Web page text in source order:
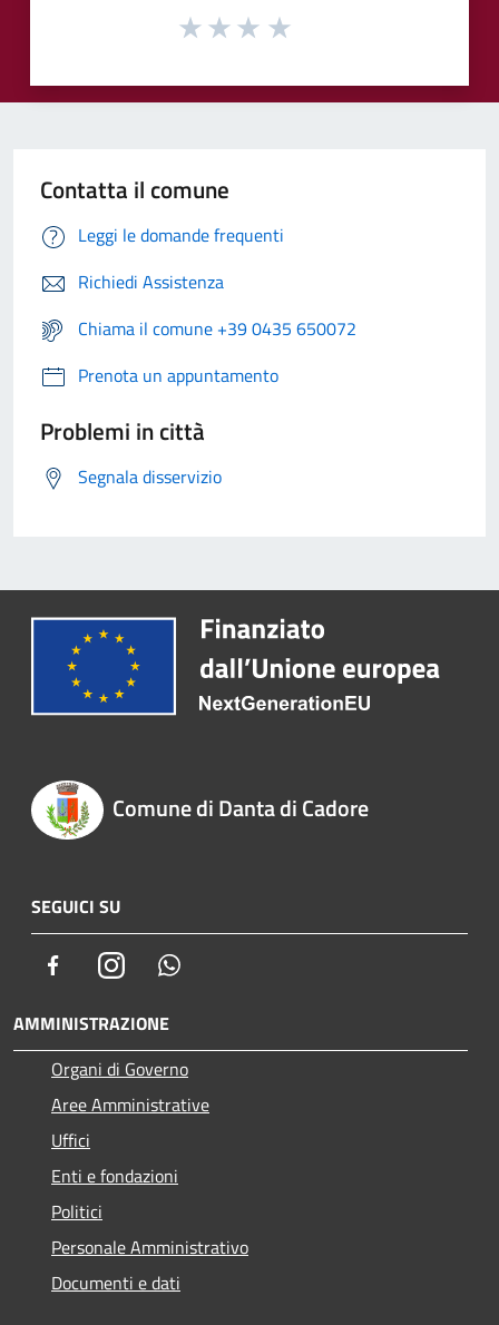
Contatta il comune
Leggi le domande frequenti
Richiedi Assistenza
Chiama il comune +39 0435 650072
Prenota un appuntamento
Problemi in città
Segnala disservizio
Comune di Danta di Cadore
SEGUICI SU
FacebookInstagram
AMMINISTRAZIONE
Organi di Governo
Aree Amministrative
Uffici
Enti e fondazioni
Politici
Personale Amministrativo
Documenti e dati